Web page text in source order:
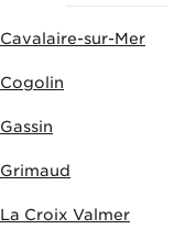
Cavalaire-sur-Mer
Cogolin
Gassin
Grimaud
La Croix Valmer